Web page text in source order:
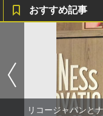
おすすめ記事
リコージャパンと